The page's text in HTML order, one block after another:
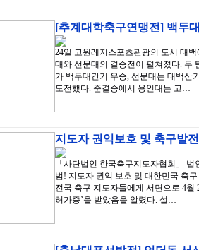
[추계대학축구연맹전] 백두
24일 고원레저스포츠관광의 도시 태
대와 선문대의 결승전이 펼쳐졌다. 두
가 백두대간기 우승, 선문대는 태백산
도전했다. 준결승에서 용인대는 고…
지도자 권익보호 및 축구발
「사단법인 한국축구지도자협회」
범! 지도자 권익 보호 및 대한민국 축
전국 축구 지도자들에게 서면으로 4월
허가증’을 받았음을 알렸다. 설…